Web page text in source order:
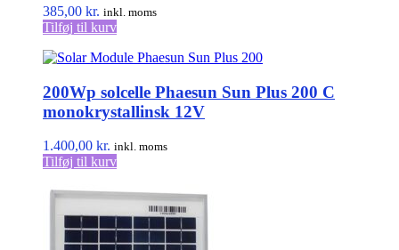
385,00 kr. inkl. moms
Tilføj til kurv
200Wp solcelle Phaesun Sun Plus 200 C
monokrystallinsk 12V
1.400,00 kr. inkl. moms
Tilføj til kurv